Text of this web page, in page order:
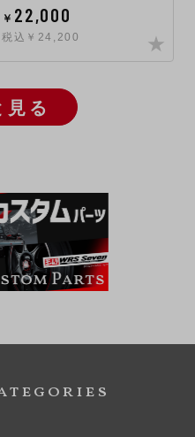
￥ 22,000
税込￥24,200
見る